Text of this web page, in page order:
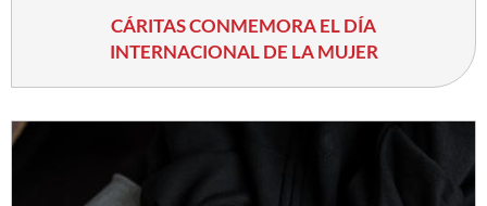
CÁRITAS CONMEMORA EL DÍA
INTERNACIONAL DE LA MUJER